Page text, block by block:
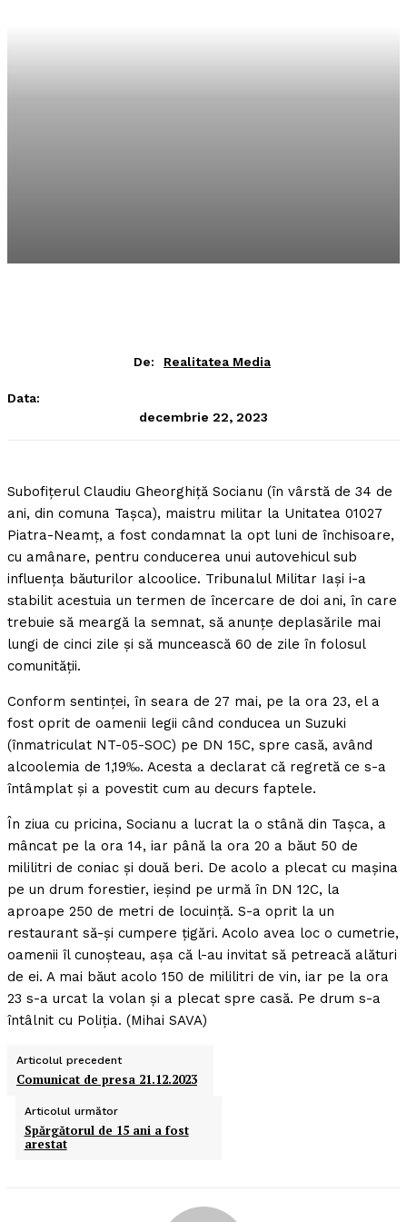
De: Realitatea Media
Data:
decembrie 22, 2023
Subofiţerul Claudiu Gheorghiţă Socianu (în vârstă de 34 de
ani, din comuna Taşca), maistru militar la Unitatea 01027
Piatra-Neamţ, a fost condamnat la opt luni de închisoare,
cu amânare, pentru conducerea unui autovehicul sub
influenţa băuturilor alcoolice. Tribunalul Militar Iaşi i-a
stabilit acestuia un termen de încercare de doi ani, în care
trebuie să meargă la semnat, să anunţe deplasările mai
lungi de cinci zile şi să muncească 60 de zile în folosul
comunităţii.
Conform sentinţei, în seara de 27 mai, pe la ora 23, el a
fost oprit de oamenii legii când conducea un Suzuki
(înmatriculat NT-05-SOC) pe DN 15C, spre casă, având
alcoolemia de 1,19‰. Acesta a declarat că regretă ce s-a
întâmplat şi a povestit cum au decurs faptele.
În ziua cu pricina, Socianu a lucrat la o stână din Taşca, a
mâncat pe la ora 14, iar până la ora 20 a băut 50 de
mililitri de coniac şi două beri. De acolo a plecat cu maşina
pe un drum forestier, ieşind pe urmă în DN 12C, la
aproape 250 de metri de locuinţă. S-a oprit la un
restaurant să-şi cumpere ţigări. Acolo avea loc o cumetrie,
oamenii îl cunoşteau, aşa că l-au invitat să petreacă alături
de ei. A mai băut acolo 150 de mililitri de vin, iar pe la ora
23 s-a urcat la volan şi a plecat spre casă. Pe drum s-a
întâlnit cu Poliţia. (Mihai SAVA)
Articolul precedent
Comunicat de presa 21.12.2023
Articolul următor
Spărgătorul de 15 ani a fost
arestat